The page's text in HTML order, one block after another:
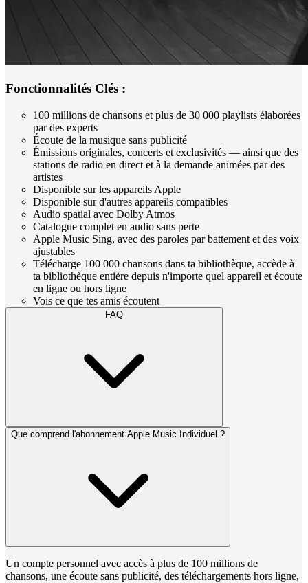
Fonctionnalités Clés :
100 millions de chansons et plus de 30 000 playlists élaborées
par des experts
Écoute de la musique sans publicité
Émissions originales, concerts et exclusivités — ainsi que des
stations de radio en direct et à la demande animées par des
artistes
Disponible sur les appareils Apple
Disponible sur d'autres appareils compatibles
Audio spatial avec Dolby Atmos
Catalogue complet en audio sans perte
Apple Music Sing, avec des paroles par battement et des voix
ajustables
Télécharge 100 000 chansons dans ta bibliothèque, accède à
ta bibliothèque entière depuis n'importe quel appareil et écoute
en ligne ou hors ligne
Vois ce que tes amis écoutent
FAQ
Que comprend l'abonnement Apple Music Individuel ?
Un compte personnel avec accès à plus de 100 millions de
chansons, une écoute sans publicité, des téléchargements hors ligne,